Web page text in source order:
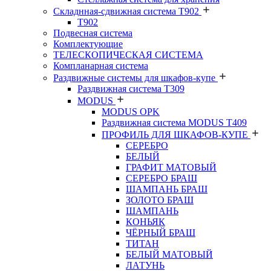
Складнная-сдвижная система Т902
T902
Подвесная система
Комплектующие
ТЕЛЕСКОПИЧЕСКАЯ СИСТЕМА
Компланарная система
Раздвижные системы для шкафов-купе
Раздвижная система Т309
MODUS
MODUS OPK
Раздвижная система MODUS T409
ПРОФИЛЬ ДЛЯ ШКАФОВ-КУПЕ
СЕРЕБРО
БЕЛЫЙ
ГРАФИТ МАТОВЫЙ
СЕРЕБРО БРАШ
ШАМПАНЬ БРАШ
ЗОЛОТО БРАШ
ШАМПАНЬ
КОНЬЯК
ЧЁРНЫЙ БРАШ
ТИТАН
БЕЛЫЙ МАТОВЫЙ
ЛАТУНЬ